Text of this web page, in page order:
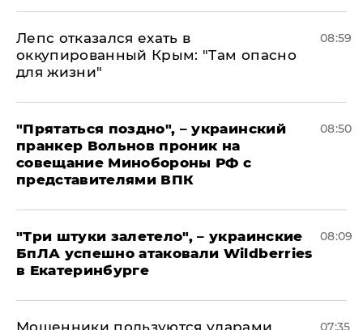
Лепс отказался ехать в
оккупированный Крым: "Там опасно
для жизни"
08:59
"Прятаться поздно", – украинский
пранкер Вольнов проник на
совещание Минобороны РФ с
представителями ВПК
08:50
"Три штуки залетело", – украинские
БпЛА успешно атаковали Wildberries
в Екатеринбурге
08:09
Мошенники пользуются ударами 07:35